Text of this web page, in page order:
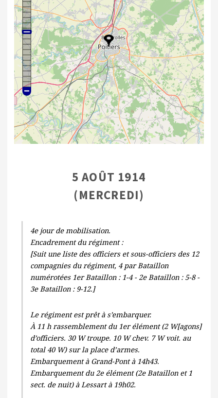
5 AOÛT 1914
(MERCREDI)
4e jour de mobilisation.
Encadrement du régiment :
[Suit une liste des officiers et sous-officiers des 12
compagnies du régiment, 4 par Bataillon
numérotées 1er Bataillon : 1-4 - 2e Bataillon : 5-8 -
3e Bataillon : 9-12.]
Le régiment est prêt à s’embarquer.
À 11 h rassemblement du 1er élément (2 W[agons]
d’officiers. 30 W troupe. 10 W chev. 7 W voit. au
total 40 W) sur la place d’armes.
Embarquement à Grand-Pont à 14h43.
Embarquement du 2e élément (2e Bataillon et 1
sect. de nuit) à Lessart à 19h02.